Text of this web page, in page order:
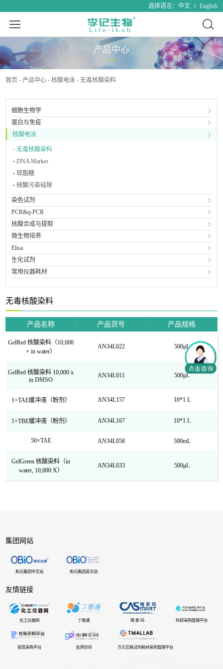
选择语言： 中文 English
产品中心
首页 产品中心 核酸电泳 无毒核酸染料
细胞生物学
蛋白与免疫
核酸电泳
无毒核酸染料
DNA Marker
琼脂糖
核酸污染袪除
染色试剂
PCR&q-PCR
核酸合成与提取
微生物培养
Elisa
生化试剂
常用仪器耗材
无毒核酸染料
产品名称 产品货号 产品规格
GelRed 核酸染料（10,000
× in water）
AN34L022 500μL
GelRed 核酸染料 10,000 x
in DMSO
AN34L011 500μL
1×TAE缓冲液（粉剂） AN34L157 10*1 L
1×TBE缓冲液（粉剂） AN34L167 10*1 L
50×TAE AN34L058 500mL
GelGreen 核酸染料（in
water, 10,000 X）
AN34L033 500μL
集团网站
和元集团中文站 和元集团英文站
友情链接
化工仪器网 丁香通 喀 斯 玛 科研采购管理平台
锐竞采购平台 虫洞空间 方元互联试剂耗材采购管理平台